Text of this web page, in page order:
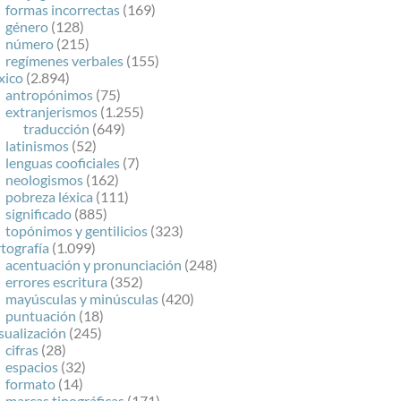
formas incorrectas (169)
género (128)
número (215)
regímenes verbales (155)
(2.894)
antropónimos (75)
extranjerismos (1.255)
traducción (649)
latinismos (52)
lenguas cooficiales (7)
neologismos (162)
pobreza léxica (111)
significado (885)
topónimos y gentilicios (323)
(1.099)
acentuación y pronunciación (248)
errores escritura (352)
mayúsculas y minúsculas (420)
puntuación (18)
(245)
cifras (28)
espacios (32)
formato (14)